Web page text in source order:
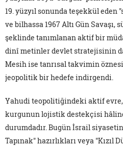
19. yüzyıl sonunda teşekkül
ve bilhassa 1967 Altı Gün Savaşı,
şeklinde tanımlanan aktif bir
dinî metinler devlet stratejisinin
Mesih ise tanrısal takvimin
jeopolitik bir hedefe indirgendi.
Yahudi teopolitiğindeki aktif evre,
kurgunun lojistik destekçisi
durumdadır. Bugün İsrail
Tapınak" hazırlıkları veya